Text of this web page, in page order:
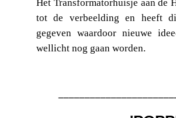
Het Transformatorhuisje aan de
tot de verbeelding en heeft
gegeven waardoor nieuwe
wellicht nog gaan worden.